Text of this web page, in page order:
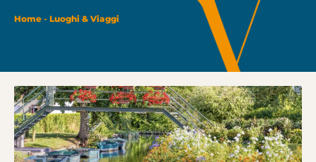
Home - Luoghi & Viaggi